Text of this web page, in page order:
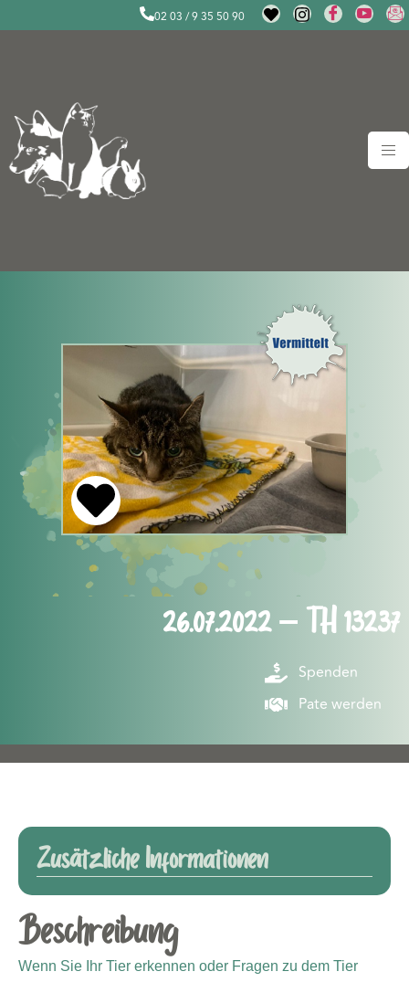
02 03 / 9 35 50 90
26.07.2022 – TH 13237
Spenden
Pate werden
Zusätzliche Informationen
Beschreibung
Wenn Sie Ihr Tier erkennen oder Fragen zu dem Tier